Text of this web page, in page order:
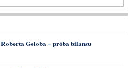
Goloba – próba bilansu